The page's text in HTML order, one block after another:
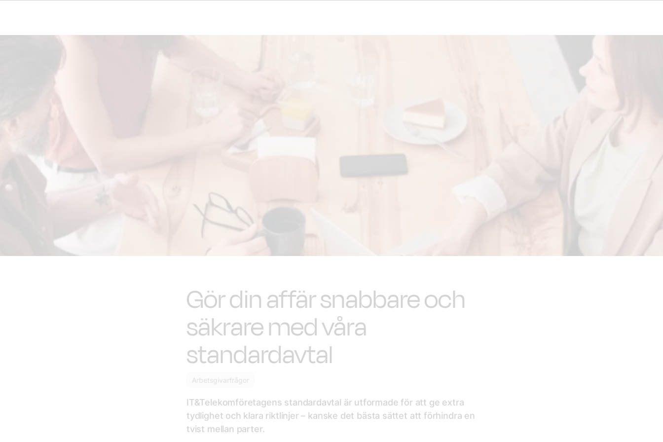
Gör din affär snabbare och
säkrare med våra
standardavtal
Arbetsgivarfrågor
IT&Telekomföretagens standardavtal är utformade för att ge extra
tydlighet och klara riktlinjer – kanske det bästa sättet att förhindra en
tvist mellan parter.